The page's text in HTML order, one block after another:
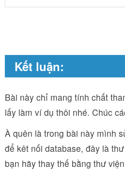
Kết luận:
Bài này chỉ mang tính chất
lấy làm ví dụ thôi nhé. Chúc
À quên là trong bài này mình
để kêt nối database, đây là
bạn hãy thay thế bằng thư viện